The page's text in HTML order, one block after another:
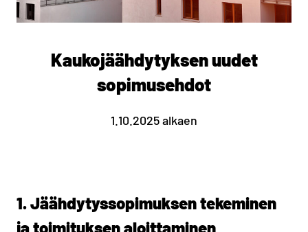
Kaukojäähdytyksen uudet
sopimusehdot
1.10.2025 alkaen
1. Jäähdytyssopimuksen tekeminen
ja toimituksen aloittaminen